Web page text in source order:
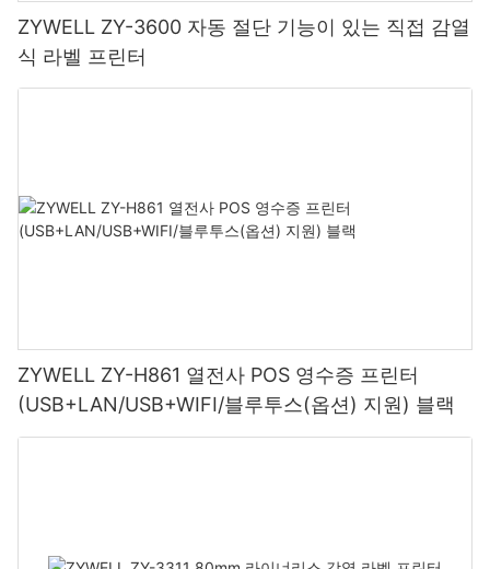
ZYWELL ZY-3600 자동 절단 기능이 있는 직접 감열
식 라벨 프린터
ZYWELL ZY-H861 열전사 POS 영수증 프린터
(USB+LAN/USB+WIFI/블루투스(옵션) 지원) 블랙